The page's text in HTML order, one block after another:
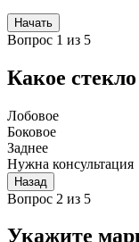
Начать
Вопрос 1 из 5
Какое стекло
Лобовое
Боковое
Заднее
Нужна консультация
Назад
Вопрос 2 из 5
Укажите